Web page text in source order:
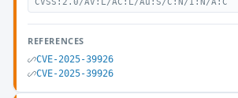
REFERENCES
CVE-2025-39926
CVE-2025-39926